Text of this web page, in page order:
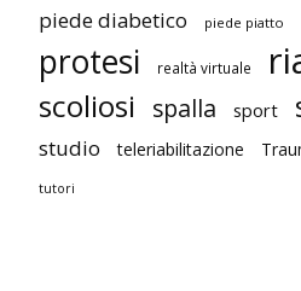
piede diabetico piede piatto
protesi realtà virtuale
scoliosi spalla sport
studio teleriabilitazione
tutori